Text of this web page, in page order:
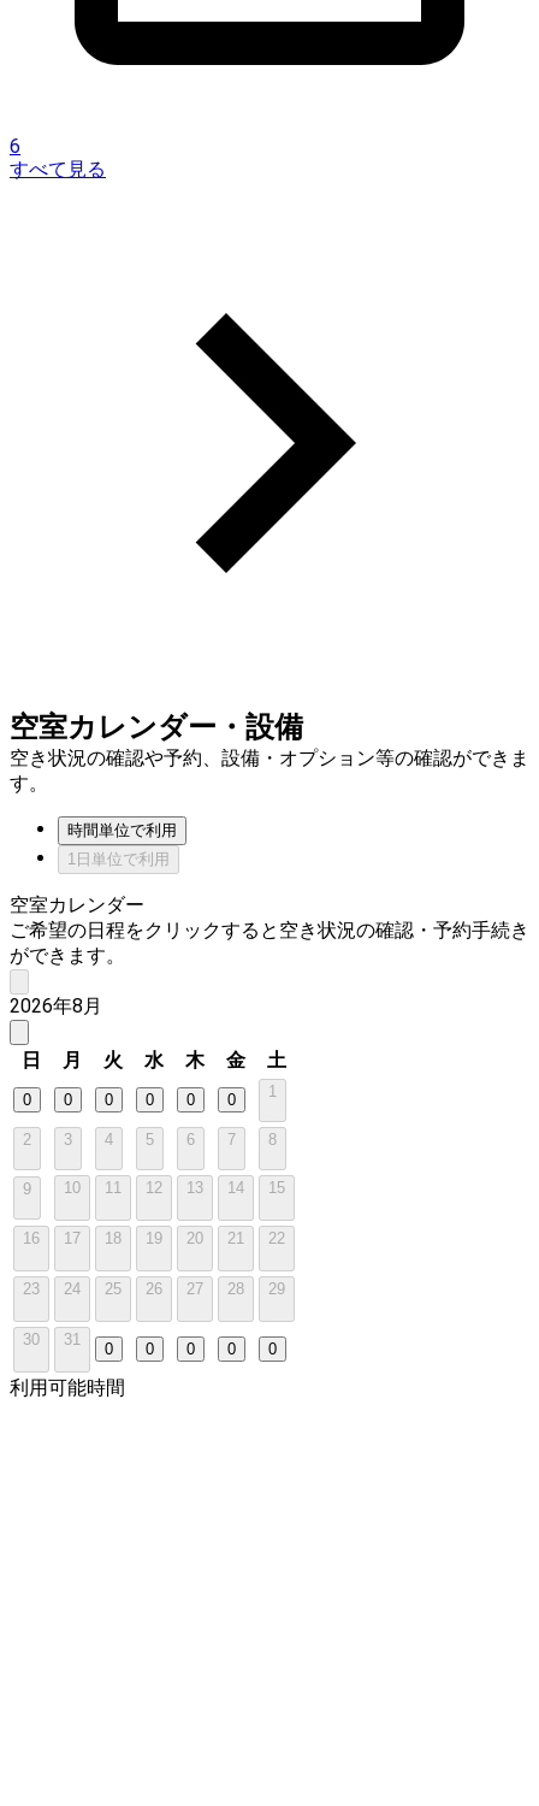
6
すべて見る
空室カレンダー・設備
空き状況の確認や予約、設備・オプション等の確認ができま
す。
時間単位で利用
1日単位で利用
空室カレンダー
ご希望の日程をクリックすると空き状況の確認・予約手続き
ができます。
2026年8月
日 月 火 水 木 金 土
0 0 0 0 0 0 1
2 3 4 5 6 7 8
9 10 11 12 13 14 15
16 17 18 19 20 21 22
23 24 25 26 27 28 29
30 31
0 0 0 0 0
利用可能時間